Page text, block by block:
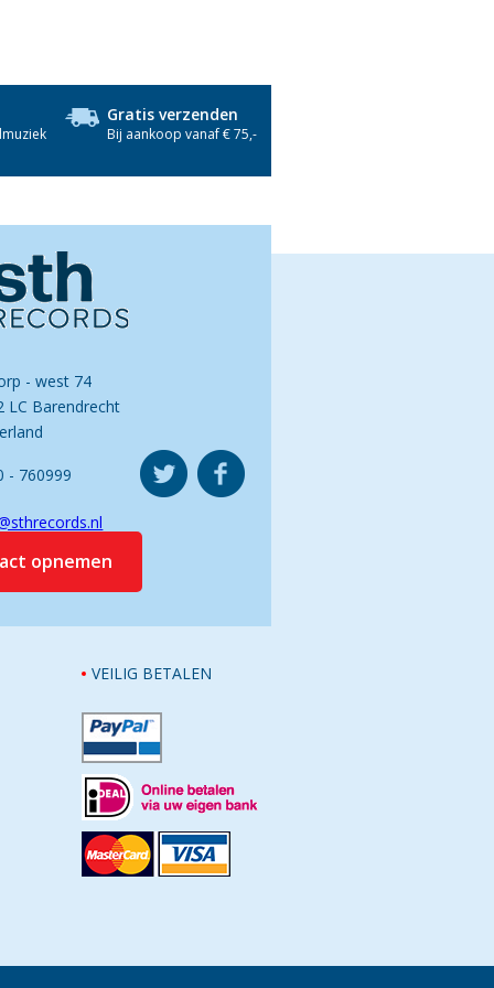
Gratis verzenden
Bij aankoop vanaf € 75,-
- west 74
LC Barendrecht
- 760999
opnemen
VEILIG BETALEN